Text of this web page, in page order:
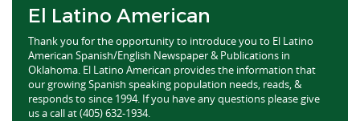
El Latino American
Thank you for the opportunity to introduce you to El Latino
American Spanish/English Newspaper & Publications in
Oklahoma. El Latino American provides the information that
our growing Spanish speaking population needs, reads, &
responds to since 1994. If you have any questions please give
us a call at (405) 632-1934.